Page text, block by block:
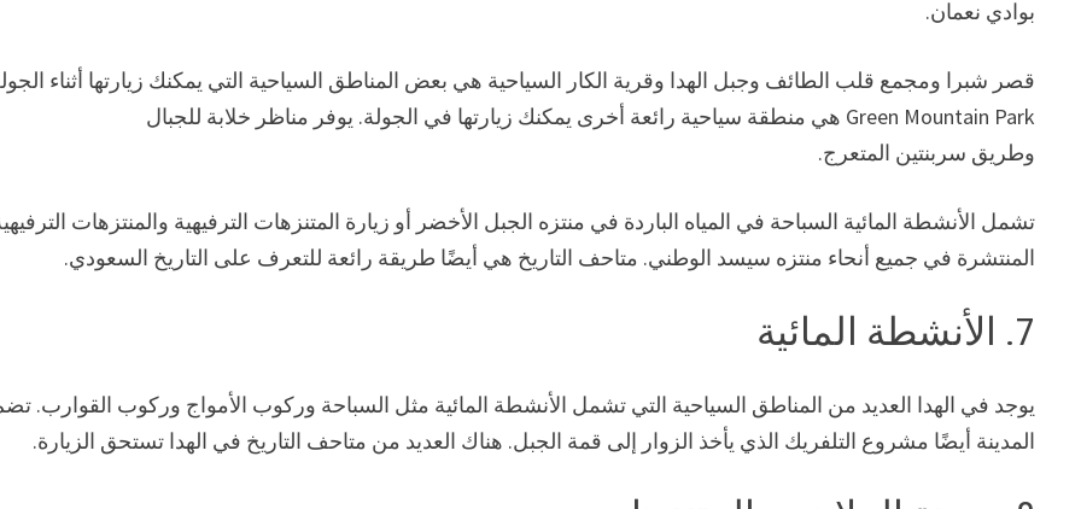
بوادي نعمان.
قصر شبرا ومجمع قلب الطائف وجبل الهدا وقرية الكار السياحية هي بعض المناطق السياحية التي يمكنك زيارتها أثناء
Green Mountain Park هي منطقة سياحية رائعة أخرى يمكنك زيارتها في الجولة. يوفر مناظر خلابة للجبال
وطريق سربنتين المتعرج.
تشمل الأنشطة المائية السباحة في المياه الباردة في منتزه الجبل الأخضر أو زيارة المتنزهات الترفيهية والمنتزهات
المنتشرة في جميع أنحاء منتزه سيسد الوطني. متاحف التاريخ هي أيضًا طريقة رائعة للتعرف على التاريخ السعودي.
7. الأنشطة المائية
يوجد في الهدا العديد من المناطق السياحية التي تشمل الأنشطة المائية مثل السباحة وركوب الأمواج وركوب القوارب.
المدينة أيضًا مشروع التلفريك الذي يأخذ الزوار إلى قمة الجبل. هناك العديد من متاحف التاريخ في الهدا تستحق الزيارة.